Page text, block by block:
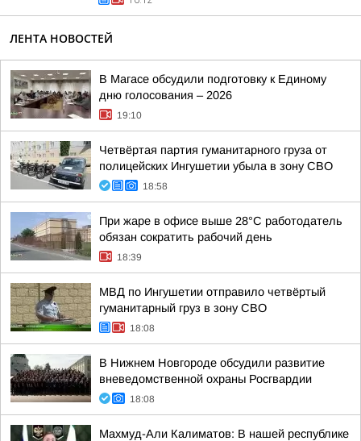
ЛЕНТА НОВОСТЕЙ
В Магасе обсудили подготовку к Единому
дню голосования – 2026
19:10
Четвёртая партия гуманитарного груза от
полицейских Ингушетии убыла в зону СВО
18:58
При жаре в офисе выше 28°C работодатель
обязан сократить рабочий день
18:39
МВД по Ингушетии отправило четвёртый
гуманитарный груз в зону СВО
18:08
В Нижнем Новгороде обсудили развитие
вневедомственной охраны Росгвардии
18:08
Махмуд-Али Калиматов: В нашей республике